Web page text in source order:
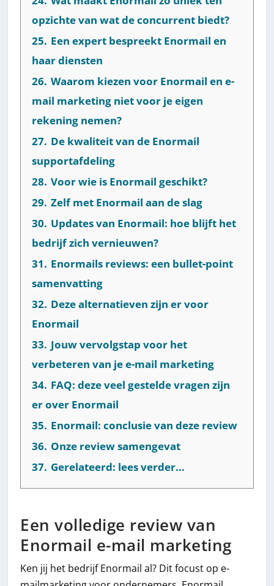
opzichte van wat de concurrent biedt?
25. Een expert bespreekt Enormail en
haar diensten
26. Waarom kiezen voor Enormail en e-
mail marketing niet voor je eigen
rekening nemen?
27. De kwaliteit van de Enormail
supportafdeling
28. Voor wie is Enormail geschikt?
29. Zelf met Enormail aan de slag
30. Updates van Enormail: hoe blijft het
bedrijf zich vernieuwen?
31. Enormails reviews: een bullet-point
samenvatting
32. Deze alternatieven zijn er voor
Enormail
33. Jouw vervolgstap voor het
verbeteren van je e-mail marketing
34. FAQ: deze veel gestelde vragen zijn
er over Enormail
35. Enormail: conclusie van deze review
36. Onze review samengevat
37. Gerelateerd: lees verder...
Een volledige review van
Enormail e-mail marketing
Ken jij het bedrijf Enormail al? Dit focust op e-